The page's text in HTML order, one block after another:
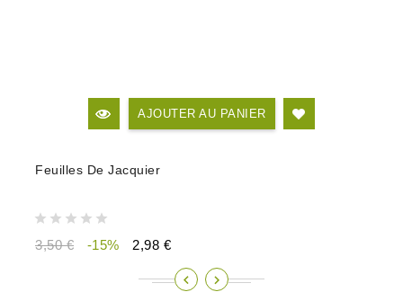
AJOUTER AU PANIER
Feuilles De Jacquier
3,50 € -15% 2,98 €